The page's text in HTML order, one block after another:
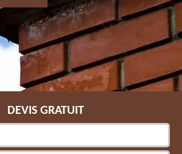
DEVIS GRATUIT